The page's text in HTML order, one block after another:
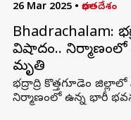
26 Mar 2025 • భారతదేశం
Bhadrachalam:
విషాదం.. నిర్మాణంలో
మృతి
భద్రాద్రి కొత్తగూడెం
నిర్మాణంలో ఉన్న భారీ